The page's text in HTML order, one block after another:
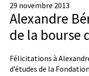
29 novembre 2013
Alexandre
de la bourse
Félicitations à
d’études de la